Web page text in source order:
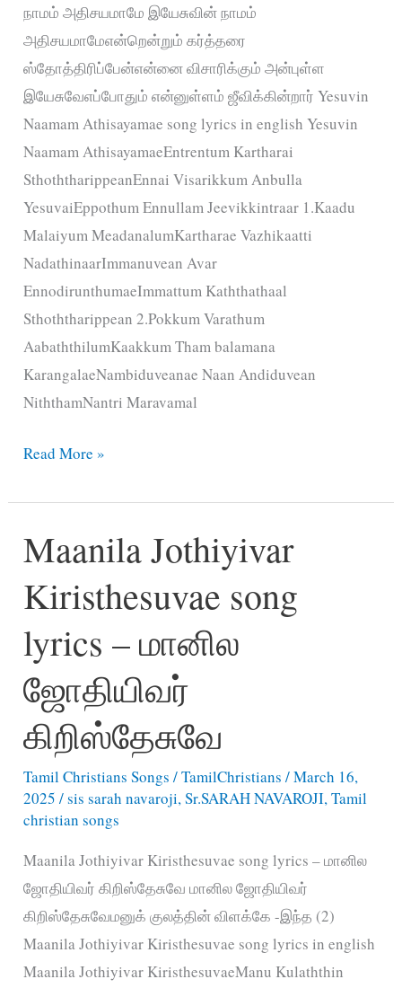
நாமம் அதிசயமாமே இயேசுவின் நாமம்
அதிசயமாமேஎன்றென்றும் கர்த்தரை
ஸ்தோத்திரிப்பேன்என்னை விசாரிக்கும் அன்புள்ள
இயேசுவேஎப்போதும் என்னுள்ளம் ஜீவிக்கின்றார் Yesuvin
Naamam Athisayamae song lyrics in english Yesuvin
Naamam AthisayamaeEntrentum Kartharai
SthoththarippeanEnnai Visarikkum Anbulla
YesuvaiEppothum Ennullam Jeevikkintraar 1.Kaadu
Malaiyum MeadanalumKartharae Vazhikaatti
NadathinaarImmanuvean Avar
EnnodirunthumaeImmattum Kaththathaal
Sthoththarippean 2.Pokkum Varathum
AabaththilumKaakkum Tham balamana
KarangalaeNambiduveanae Naan Andiduvean
NiththamNantri Maravamal
Yesuvin
Athisayamae
song
lyrics
–
நாமம்
அதிசயமாமே
Read More »
Maanila Jothiyivar
Kiristhesuvae song
lyrics – மானில
ஜோதியிவர்
கிறிஸ்தேசுவே
Tamil Christians Songs /TamilChristians/March 16,
2025/sis sarah navaroji,Sr.SARAH NAVAROJI,Tamil
christian songs
Maanila Jothiyivar Kiristhesuvae song lyrics – மானில
ஜோதியிவர் கிறிஸ்தேசுவே மானில ஜோதியிவர்
கிறிஸ்தேசுவேமனுக் குலத்தின் விளக்கே -இந்த (2)
Maanila Jothiyivar Kiristhesuvae song lyrics in english
Maanila Jothiyivar KiristhesuvaeManu Kulaththin